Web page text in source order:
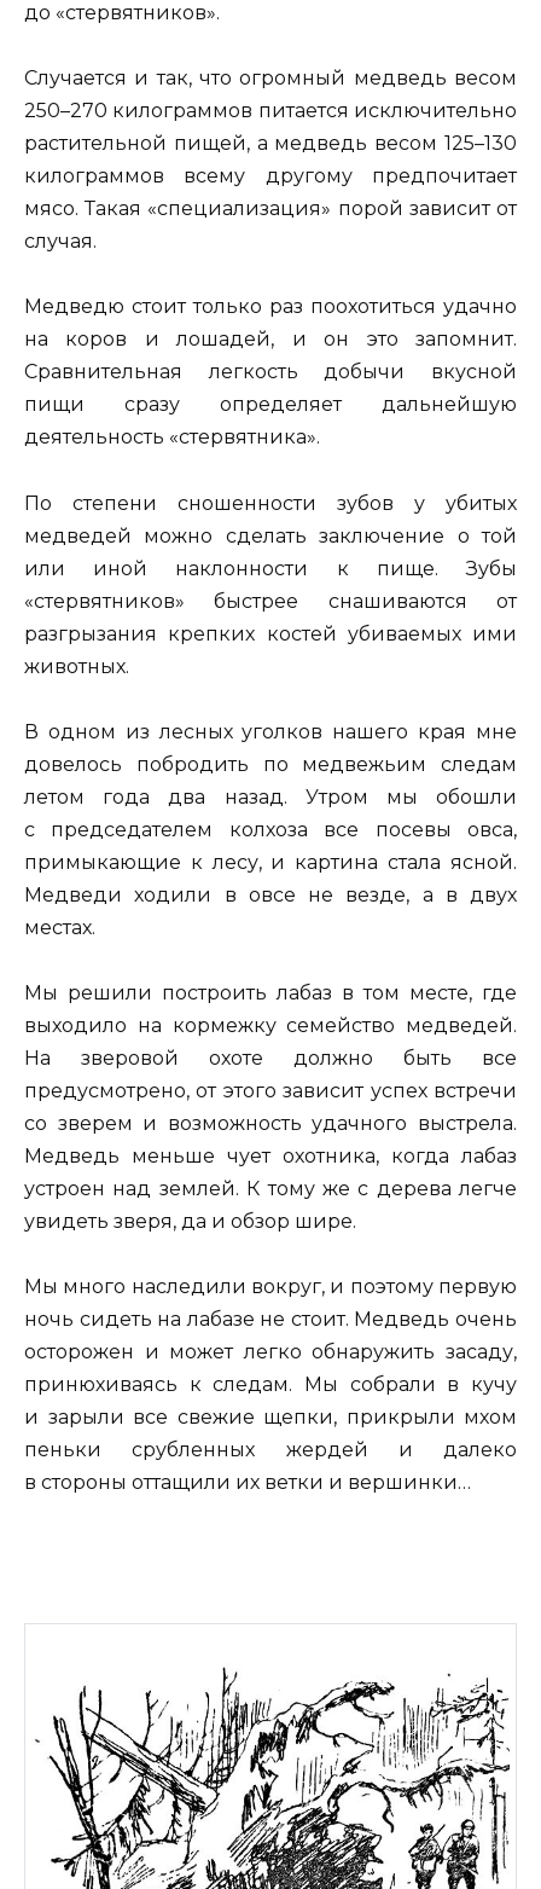
до «стервятников».
Случается и так, что огромный медведь весом
250–270 килограммов питается исключительно
растительной пищей, а медведь весом 125–130
килограммов всему другому предпочитает
мясо. Такая «специализация» порой зависит от
случая.
Медведю стоит только раз поохотиться удачно
на коров и лошадей, и он это запомнит.
Сравнительная легкость добычи вкусной
пищи сразу определяет дальнейшую
деятельность «стервятника».
По степени сношенности зубов у убитых
медведей можно сделать заключение о той
или иной наклонности к пище. Зубы
«стервятников» быстрее снашиваются от
разгрызания крепких костей убиваемых ими
животных.
В одном из лесных уголков нашего края мне
довелось побродить по медвежьим следам
летом года два назад. Утром мы обошли
с председателем колхоза все посевы овса,
примыкающие к лесу, и картина стала ясной.
Медведи ходили в овсе не везде, а в двух
местах.
Мы решили построить лабаз в том месте, где
выходило на кормежку семейство медведей.
На зверовой охоте должно быть все
предусмотрено, от этого зависит успех встречи
со зверем и возможность удачного выстрела.
Медведь меньше чует охотника, когда лабаз
устроен над землей. К тому же с дерева легче
увидеть зверя, да и обзор шире.
Мы много наследили вокруг, и поэтому первую
ночь сидеть на лабазе не стоит. Медведь очень
осторожен и может легко обнаружить засаду,
принюхиваясь к следам. Мы собрали в кучу
и зарыли все свежие щепки, прикрыли мхом
пеньки срубленных жердей и далеко
в стороны оттащили их ветки и вершинки…